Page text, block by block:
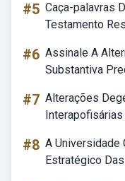
#5 Caça-palavras
Testamento
#6 Assinale A
Substantiva
#7 Alterações
#8 A Universidade
Estratégico